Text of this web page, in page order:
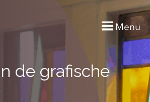
Menu
de grafische